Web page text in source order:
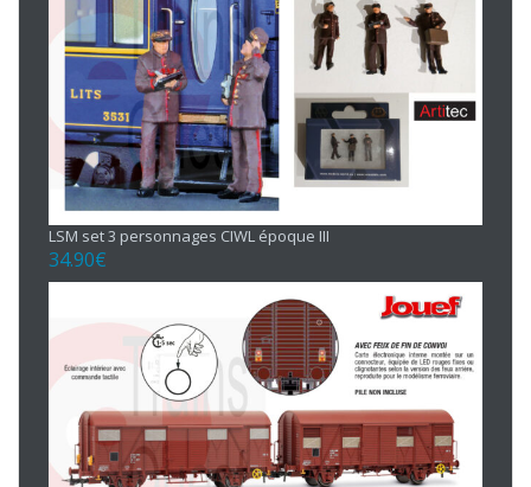
LSM set 3 personnages CIWL époque III
34.90€